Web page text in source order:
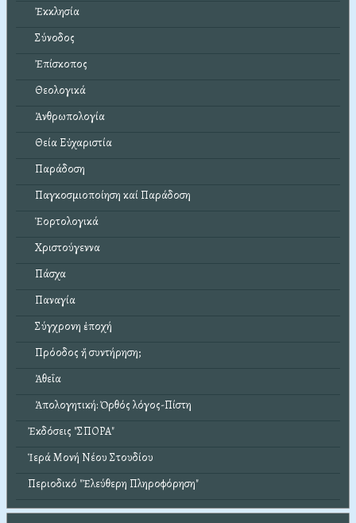
Ἐκκλησία
Σύνοδος
Ἐπίσκοπος
Θεολογικά
Ἀνθρωπολογία
Θεία Εὐχαριστία
Παράδοση
Παγκοσμιοποίηση καί Παράδοση
Ἑορτολογικά
Χριστούγεννα
Πάσχα
Παναγία
Σύγχρονη ἐποχή
Πρόοδος ἤ συντήρηση;
Ἀθεΐα
Ἀπολογητική: Ὀρθός λόγος-Πίστη
Ἐκδόσεις "ΣΠΟΡΑ"
Ἱερά Μονή Νέου Στουδίου
Περιοδικό "Ἐλεύθερη Πληροφόρηση"